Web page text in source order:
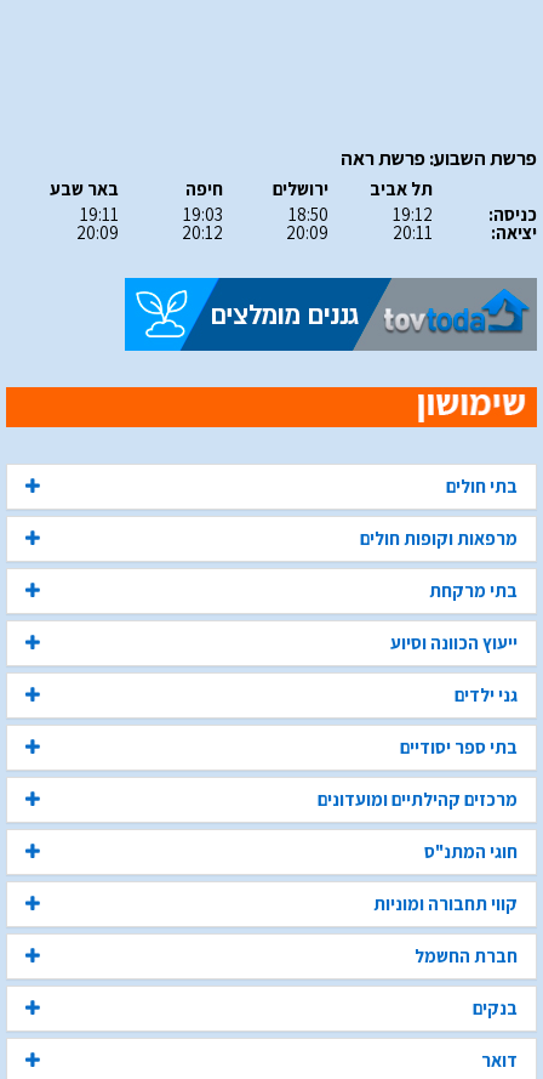
פרשת השבוע: פרשת ראה
כניסה:
יציאה:
תל אביב
19:12
20:11
ירושלים
18:50
20:09
חיפה
19:03
20:12
באר שבע
19:11
20:09
בתי חולים
מרפאות וקופות חולים
בתי מרקחת
ייעוץ הכוונה וסיוע
גני ילדים
בתי ספר יסודיים
מרכזים קהילתיים ומועדונים
חוגי המתנ"ס
קווי תחבורה ומוניות
חברת החשמל
בנקים
דואר